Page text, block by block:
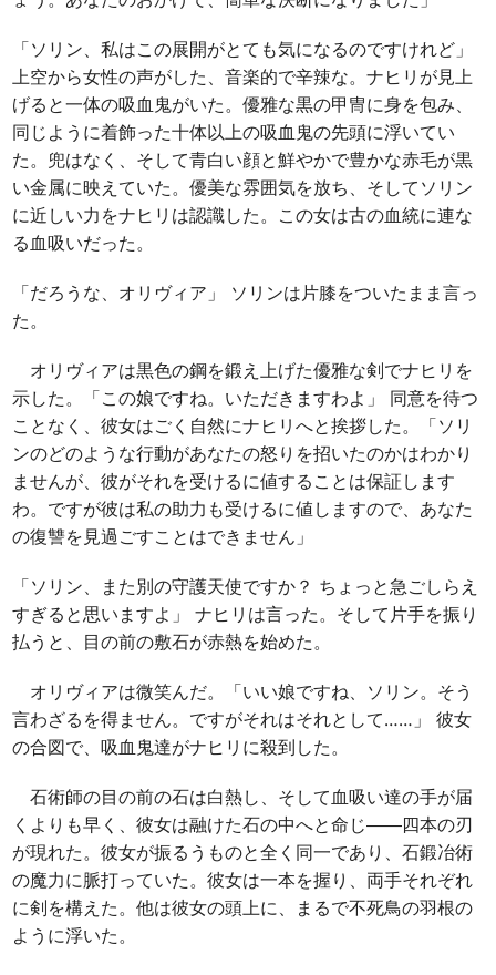
「ソリン、私はこの展開がとても気になるのですけれど」
上空から女性の声がした、音楽的で辛辣な。ナヒリが見上
げると一体の吸血鬼がいた。優雅な黒の甲冑に身を包み、
同じように着飾った十体以上の吸血鬼の先頭に浮いてい
た。兜はなく、そして青白い顔と鮮やかで豊かな赤毛が黒
い金属に映えていた。優美な雰囲気を放ち、そしてソリン
に近しい力をナヒリは認識した。この女は古の血統に連な
る血吸いだった。
「だろうな、オリヴィア」 ソリンは片膝をついたまま言っ
た。
オリヴィアは黒色の鋼を鍛え上げた優雅な剣でナヒリを
示した。「この娘ですね。いただきますわよ」 同意を待つ
ことなく、彼女はごく自然にナヒリへと挨拶した。「ソリ
ンのどのような行動があなたの怒りを招いたのかはわかり
ませんが、彼がそれを受けるに値することは保証します
わ。ですが彼は私の助力も受けるに値しますので、あなた
の復讐を見過ごすことはできません」
「ソリン、また別の守護天使ですか？ ちょっと急ごしらえ
すぎると思いますよ」 ナヒリは言った。そして片手を振り
払うと、目の前の敷石が赤熱を始めた。
オリヴィアは微笑んだ。「いい娘ですね、ソリン。そう
言わざるを得ません。ですがそれはそれとして……」 彼女
の合図で、吸血鬼達がナヒリに殺到した。
石術師の目の前の石は白熱し、そして血吸い達の手が届
くよりも早く、彼女は融けた石の中へと命じ――四本の刃
が現れた。彼女が振るうものと全く同一であり、石鍛冶術
の魔力に脈打っていた。彼女は一本を握り、両手それぞれ
に剣を構えた。他は彼女の頭上に、まるで不死鳥の羽根の
ように浮いた。